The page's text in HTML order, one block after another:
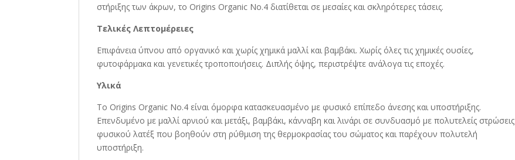
στήριξης των άκρων, το Origins Organic No.4 διατίθεται σε μεσαίες και σκληρότερες τάσεις.
Τελικές Λεπτομέρειες
Επιφάνεια ύπνου από οργανικό και χωρίς χημικά μαλλί και βαμβάκι. Χωρίς όλες τις χημικές ουσίες,
φυτοφάρμακα και γενετικές τροποποιήσεις. Διπλής όψης, περιστρέψτε ανάλογα τις εποχές.
Υλικά
Το Origins Organic No.4 είναι όμορφα κατασκευασμένο με φυσικό επίπεδο άνεσης και υποστήριξης.
Επενδυμένο με μαλλί αρνιού και μετάξι, βαμβάκι, κάνναβη και λινάρι σε συνδυασμό με πολυτελείς στρώσεις
φυσικού λατέξ που βοηθούν στη ρύθμιση της θερμοκρασίας του σώματος και παρέχουν πολυτελή
υποστήριξη.